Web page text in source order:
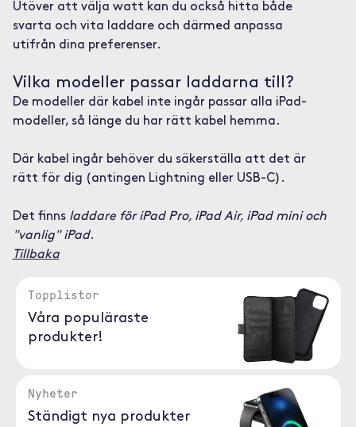
Utöver att välja watt kan du också hitta både
svarta och vita laddare och därmed anpassa
utifrån dina preferenser.
Vilka modeller passar laddarna till?
De modeller där kabel inte ingår passar alla iPad-
modeller, så länge du har rätt kabel hemma.
Där kabel ingår behöver du säkerställa att det är
rätt för dig (antingen Lightning eller USB-C).
Det finns laddare för iPad Pro, iPad Air, iPad mini och
"vanlig" iPad.
Tillbaka
Topplistor
Våra populäraste
produkter!
Nyheter
Ständigt nya produkter